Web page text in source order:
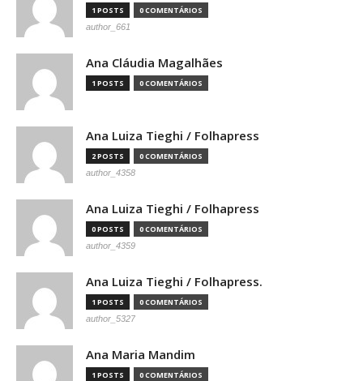
1 POSTS 0 COMENTÁRIOS
author_661
Ana Cláudia Magalhães
1 POSTS 0 COMENTÁRIOS
Ana Luiza Tieghi / Folhapress
2 POSTS 0 COMENTÁRIOS
author_4358
Ana Luiza Tieghi / Folhapress
0 POSTS 0 COMENTÁRIOS
author_4359
Ana Luiza Tieghi / Folhapress.
1 POSTS 0 COMENTÁRIOS
author_5327
Ana Maria Mandim
1 POSTS 0 COMENTÁRIOS